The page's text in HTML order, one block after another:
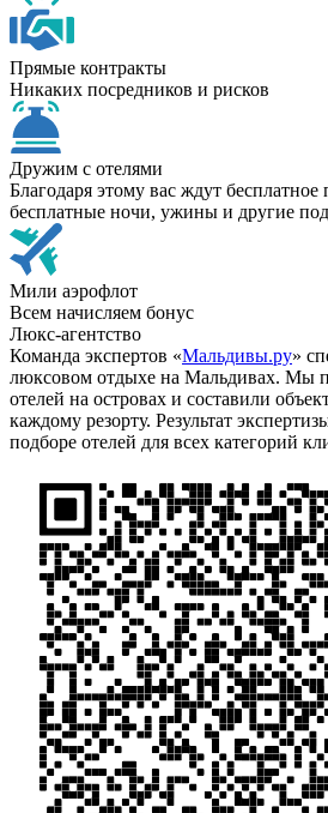
Прямые контракты
Никаких посредников и рисков
Дружим с отелями
Благодаря этому вас ждут
бесплатные ночи, ужины и другие
Мили аэрофлот
Всем начисляем бонус
Люкс-агентство
Команда экспертов «Мальдивы.ру»
люксовом отдыхе на Мальдивах. Мы
отелей на островах и составили
каждому резорту. Результат
подборе отелей для всех категорий